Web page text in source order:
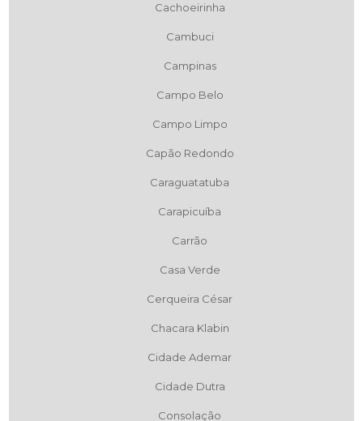
Cachoeirinha
Cambuci
Campinas
Campo Belo
Campo Limpo
Capão Redondo
Caraguatatuba
Carapicuíba
Carrão
Casa Verde
Cerqueira César
Chacara Klabin
Cidade Ademar
Cidade Dutra
Consolação